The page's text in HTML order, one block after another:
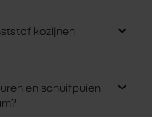
kozijnen
en schuifpuien